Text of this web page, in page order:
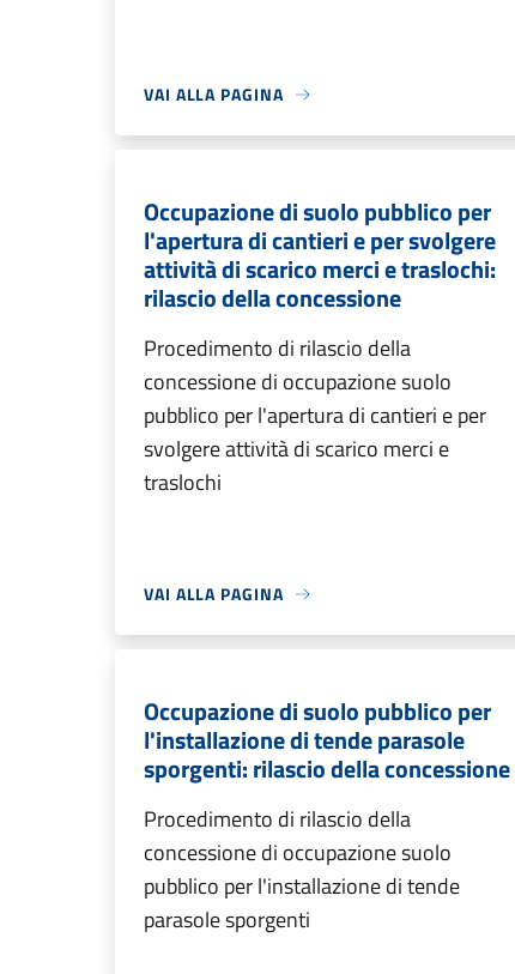
VAI ALLA PAGINA
Occupazione di suolo pubblico per
l'apertura di cantieri e per svolgere
attività di scarico merci e traslochi:
rilascio della concessione
Procedimento di rilascio della
concessione di occupazione suolo
pubblico per l'apertura di cantieri e per
svolgere attività di scarico merci e
traslochi
VAI ALLA PAGINA
Occupazione di suolo pubblico per
l'installazione di tende parasole
sporgenti: rilascio della concessione
Procedimento di rilascio della
concessione di occupazione suolo
pubblico per l'installazione di tende
parasole sporgenti